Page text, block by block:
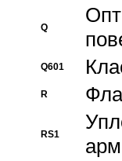
Q
Q601
R
RS1